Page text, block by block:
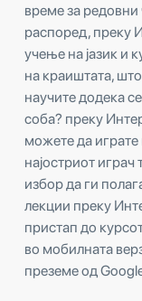
време за
распоред, преку
учење на јазик и
на краиштата,
научите додека
соба? преку
можете да играте
најостриот
избор да ги
лекции преку
пристап до
во мобилната
преземе од